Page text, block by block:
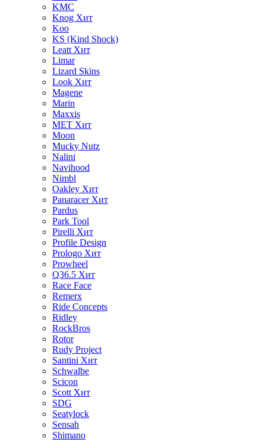
KMC
Knog Хит
Koo
KS (Kind Shock)
Leatt Хит
Limar
Lizard Skins
Look Хит
Magene
Marin
Maxxis
MET Хит
Moon
Mucky Nutz
Nalini
Navihood
Nimbl
Oakley Хит
Panaracer Хит
Pardus
Park Tool
Pirelli Хит
Profile Design
Prologo Хит
Prowheel
Q36.5 Хит
Race Face
Remerx
Ride Concepts
Ridley
RockBros
Rotor
Rudy Project
Santini Хит
Schwalbe
Scicon
Scott Хит
SDG
Seatylock
Sensah
Shimano